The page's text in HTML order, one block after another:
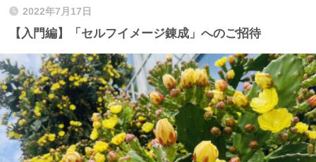
2022年7月17日
【入門編】「セルフイメージ錬成」へのご招待